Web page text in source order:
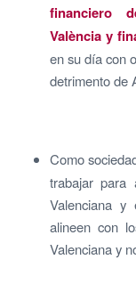
financiero
València y
en su día con
detrimento de
Como
trabajar para
Valenciana y
alineen con
Valenciana y